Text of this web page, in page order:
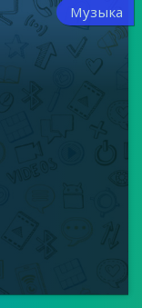
Музыка